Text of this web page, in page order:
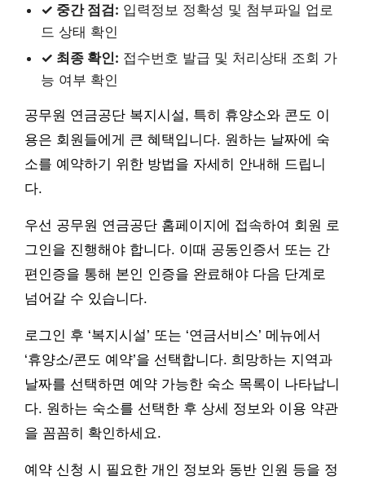
✓ 중간 점검: 입력정보 정확성 및 첨부파일 업로
드 상태 확인
✓ 최종 확인: 접수번호 발급 및 처리상태 조회 가
능 여부 확인
공무원 연금공단 복지시설, 특히 휴양소와 콘도 이
용은 회원들에게 큰 혜택입니다. 원하는 날짜에 숙
소를 예약하기 위한 방법을 자세히 안내해 드립니
다.
우선 공무원 연금공단 홈페이지에 접속하여 회원 로
그인을 진행해야 합니다. 이때 공동인증서 또는 간
편인증을 통해 본인 인증을 완료해야 다음 단계로
넘어갈 수 있습니다.
로그인 후 ‘복지시설’ 또는 ‘연금서비스’ 메뉴에서
‘휴양소/콘도 예약’을 선택합니다. 희망하는 지역과
날짜를 선택하면 예약 가능한 숙소 목록이 나타납니
다. 원하는 숙소를 선택한 후 상세 정보와 이용 약관
을 꼼꼼히 확인하세요.
예약 신청 시 필요한 개인 정보와 동반 인원 등을 정